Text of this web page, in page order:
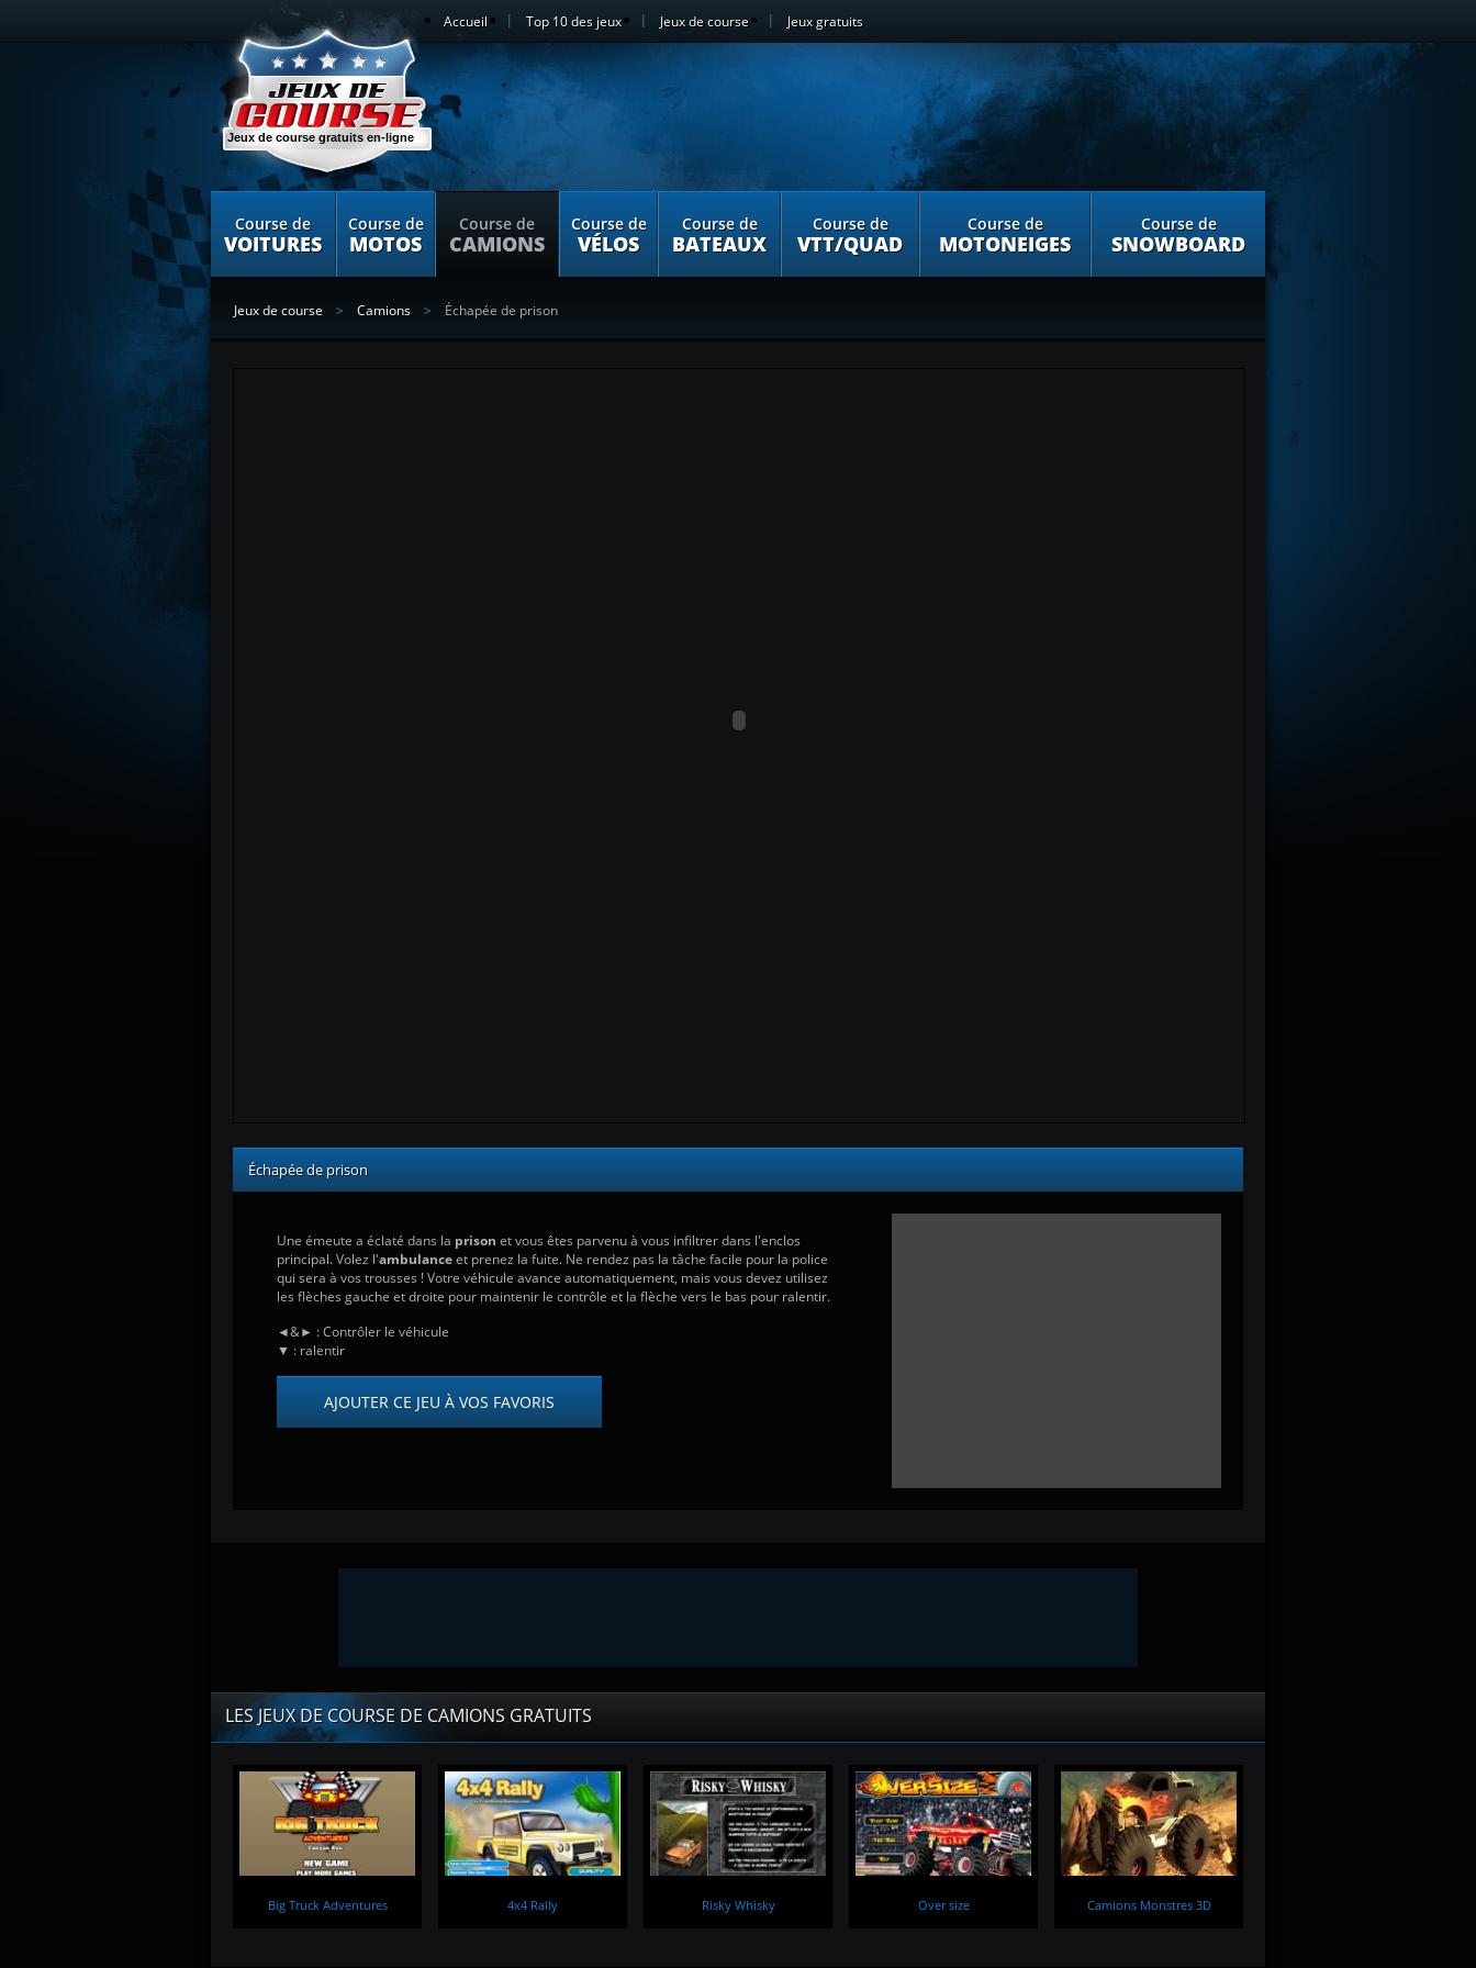
Accueil Top 10 des jeux Jeux de course Jeux gratuits
Jeux de course gratuits en-ligne
Course de
VOITURES
Course de
MOTOS
Course de
CAMIONS
Course de
VÉLOS
Course de
BATEAUX
Course de
VTT/QUAD
Course de
MOTONEIGES
Course de
SNOWBOARD
Jeux de course Camions Échapée de prison
Échapée de prison
Une émeute a éclaté dans la prison et vous êtes parvenu à vous infiltrer dans l'enclos
principal. Volez l'ambulanceet prenez la fuite. Ne rendez pas la tâche facile pour la police
qui sera à vos trousses ! Votre véhicule avance automatiquement, mais vous devez utilisez
les flèches gauche et droite pour maintenir le contrôle et la flèche vers le bas pour ralentir.
◄&► : Contrôler le véhicule
▼ : ralentir
AJOUTER CE JEU À VOS FAVORIS
LES JEUX DE COURSE DE CAMIONS GRATUITS
Big Truck Adventures 4x4 Rally Risky Whisky Over size Camions Monstres 3D